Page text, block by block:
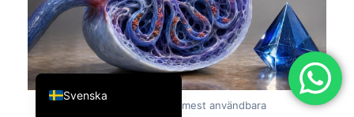
Lågt C4 är en av de mest användbara
Svenska
English
Deutsch
العربية